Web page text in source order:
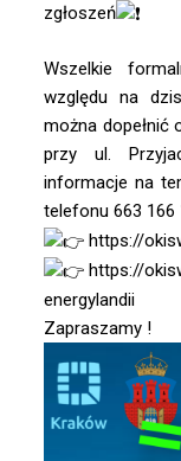
zgłoszeń
Wszelkie
względu na
można dopełnić
przy ul.
informacje na
telefonu 663 166
https://
https://
energylandii
Zapraszamy !